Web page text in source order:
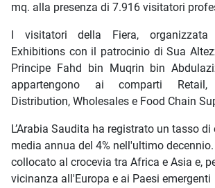
mq. alla presenza di 7.916 visitatori
I visitatori della Fiera,
Exhibitions con il patrocinio di Sua
Principe Fahd bin Muqrin bin
appartengono ai comparti Retail,
Distribution, Wholesales e Food Chain
L’Arabia Saudita ha registrato un tasso di
media annua del 4% nell'ultimo decennio.
collocato al crocevia tra Africa e Asia e,
vicinanza all'Europa e ai Paesi emergenti